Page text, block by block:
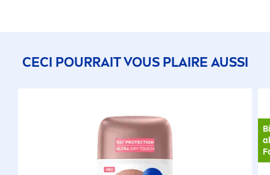
CECI POURRAIT VOUS PLAIRE AUSSI